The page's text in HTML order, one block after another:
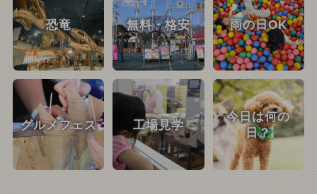
恐竜 無料・格安 雨の日OK
グルメフェス 工場見学
今日は何の
日？